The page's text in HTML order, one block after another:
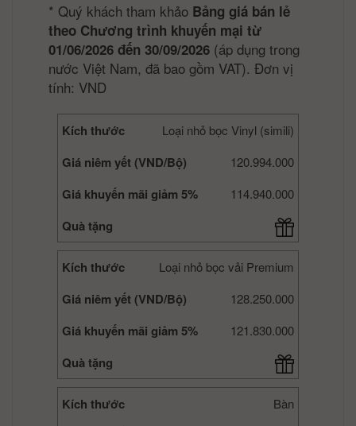
* Quý khách tham khảo Bảng giá bán lẻ
theo Chương trình khuyến mại từ
01/06/2026 đến 30/09/2026 (áp dụng trong
nước Việt Nam, đã bao gồm VAT). Đơn vị
tính: VND
Loại nhỏ bọc Vinyl (simili)
Kích thước
120.994.000
Giá niêm yết (VND/Bộ)
114.940.000
Giá khuyến mãi giảm 5%
Quà tặng
Loại nhỏ bọc vải Premium
Kích thước
128.250.000
Giá niêm yết (VND/Bộ)
121.830.000
Giá khuyến mãi giảm 5%
Quà tặng
Bàn
Kích thước